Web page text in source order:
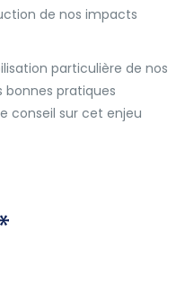
de nos impacts
particulière de nos
bonnes pratiques
conseil sur cet enjeu